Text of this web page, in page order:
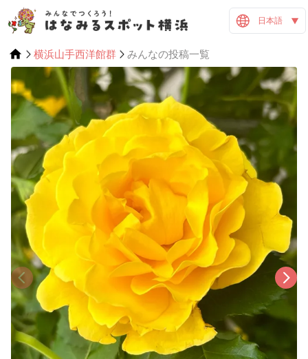
日本語
横浜山手西洋館群 みんなの投稿一覧